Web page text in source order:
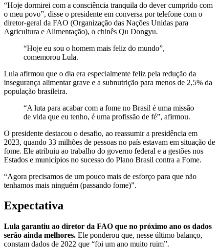
“Hoje dormirei com a consciência tranquila do dever cumprido com
o meu povo”, disse o presidente em conversa por telefone com o
diretor-geral da FAO (Organização das Nações Unidas para
Agricultura e Alimentação), o chinês Qu Dongyu.
“Hoje eu sou o homem mais feliz do mundo”,
comemorou Lula.
Lula afirmou que o dia era especialmente feliz pela redução da
insegurança alimentar grave e a subnutrição para menos de 2,5% da
população brasileira.
“A luta para acabar com a fome no Brasil é uma missão
de vida que eu tenho, é uma profissão de fé”, afirmou.
O presidente destacou o desafio, ao reassumir a presidência em
2023, quando 33 milhões de pessoas no país estavam em situação de
fome. Ele atribuiu ao trabalho do governo federal e a gestões nos
Estados e municípios no sucesso do Plano Brasil contra a Fome.
“Agora precisamos de um pouco mais de esforço para que não
tenhamos mais ninguém (passando fome)”.
Expectativa
Lula garantiu ao diretor da FAO que no próximo ano os dados
serão ainda melhores. Ele ponderou que, nesse último balanço,
constam dados de 2022 que “foi um ano muito ruim”.